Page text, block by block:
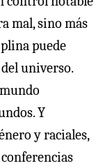
mal, sino más
puede
universo.
Y
y raciales,